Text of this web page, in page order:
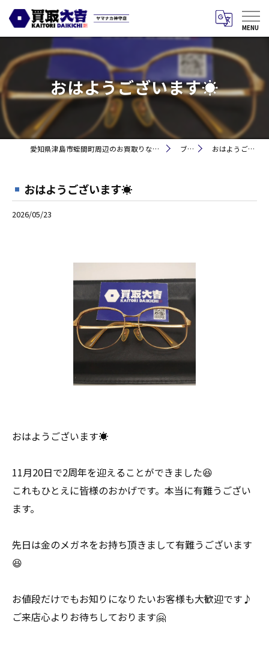
おはようございます☀
愛知県津島市蛭間町周辺のお買取りなら買取大吉 ヤマナカ神守店 ブログ おはようございます☀
おはようございます☀
2026/05/23
おはようございます☀
11月20日で2周年を迎えることができました😆
これもひとえに皆様のおかげです。本当に有難うござい
ます。
先日は金のメガネをお持ち頂きまして有難うございます
😆
お値段だけでもお知りになりたいお客様も大歓迎です♪
ご来店心よりお待ちしております🤗